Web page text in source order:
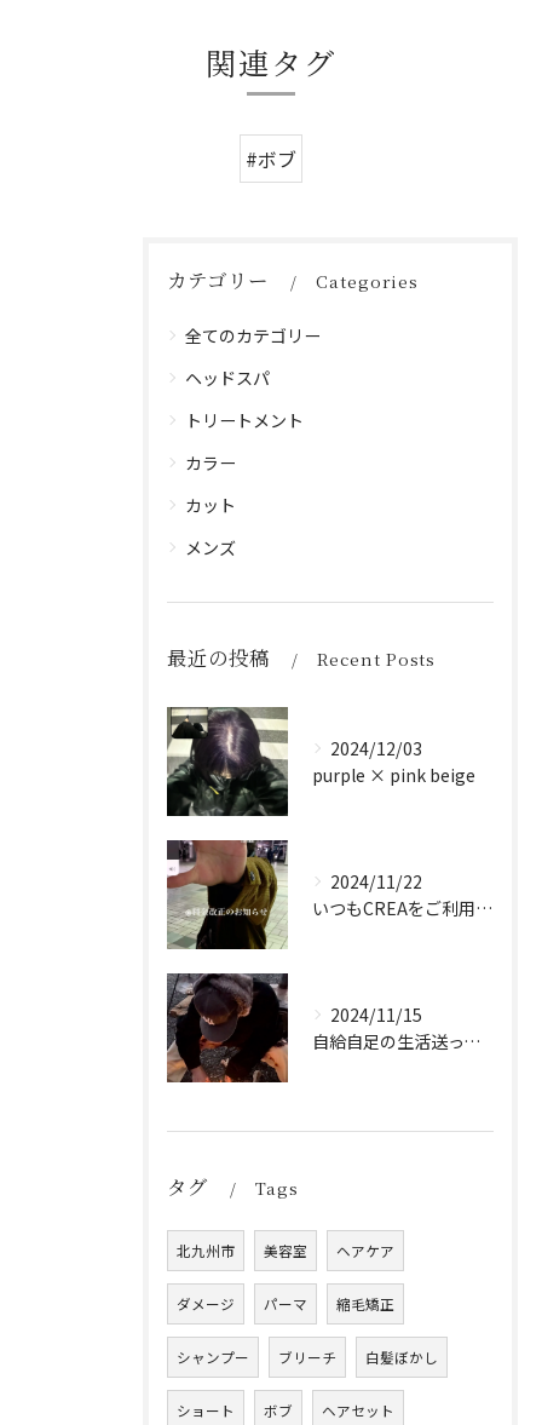
関連タグ
#ボブ
カテゴリー Categories
全てのカテゴリー
ヘッドスパ
トリートメント
カラー
カット
メンズ
最近の投稿 Recent Posts
2024/12/03
purple × pink beige
2024/11/22
いつもCREAをご利用頂き誠に有難う御座います！
2024/11/15
自給自足の生活送ってます
タグ Tags
北九州市 美容室 ヘアケア
ダメージ パーマ 縮毛矯正
シャンプー ブリーチ 白髪ぼかし
ショート ボブ ヘアセット